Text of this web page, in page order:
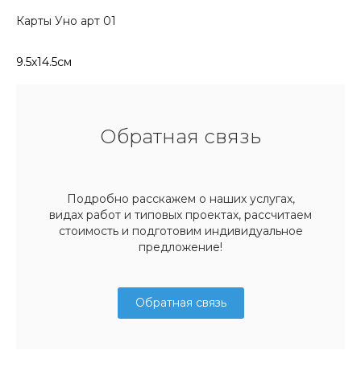
Карты Уно арт 01
9.5х14.5см
Обратная связь
Подробно расскажем о наших услугах,
видах работ и типовых проектах, рассчитаем
стоимость и подготовим индивидуальное
предложение!
Обратная связь